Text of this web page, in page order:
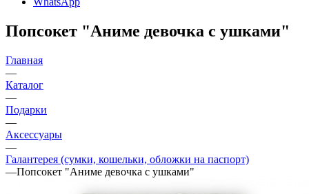
Попсокет "Аниме девочка с ушками"
Главная
—
Каталог
—
Подарки
—
Аксессуары
—
Галантерея (сумки, кошельки, обложки на паспорт)
—Попсокет "Аниме девочка с ушками"